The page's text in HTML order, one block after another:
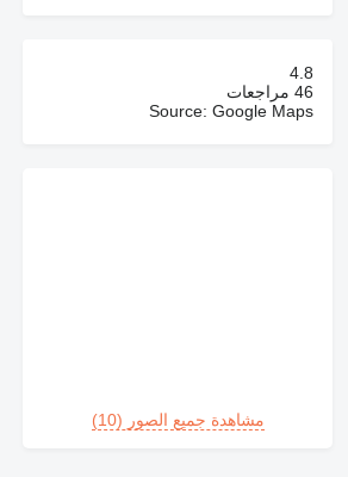
4.8
46 مراجعات
Source: Google Maps
مشاهدة جميع الصور (10)